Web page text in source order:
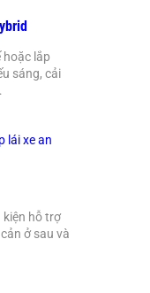
hoặc lắp
sáng, cải
kiện hỗ trợ
ở sau và